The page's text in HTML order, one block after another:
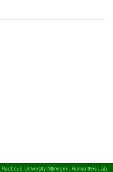
Radboud University Nijmegen, Humanities Lab,